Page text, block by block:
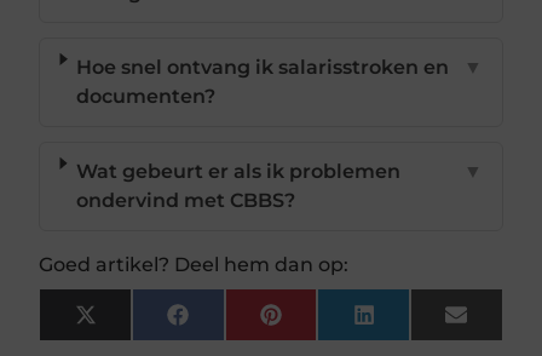
Hoe snel ontvang ik salarisstroken en
documenten?
▼
Wat gebeurt er als ik problemen
ondervind met CBBS?
▼
Goed artikel? Deel hem dan op:
X
(Twitter)
FacebookPinterestLinkedInEmail